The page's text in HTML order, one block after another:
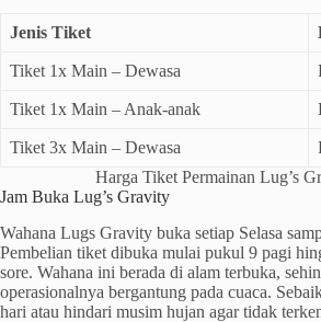
Jenis Tiket
Tiket 1x Main – Dewasa
Tiket 1x Main – Anak-anak
Tiket 3x Main – Dewasa
Harga Tiket Permainan Lug’s
Jam Buka Lug’s Gravity
Wahana Lugs Gravity buka setiap Selasa
Pembelian tiket dibuka mulai pukul 9 pagi
sore. Wahana ini berada di alam terbuka,
operasionalnya bergantung pada cuaca.
hari atau hindari musim hujan agar tidak